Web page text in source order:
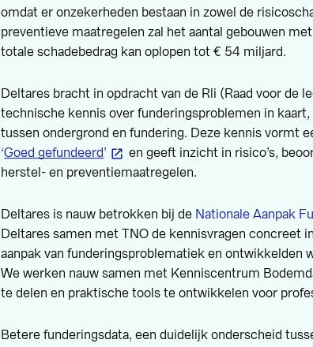
omdat er onzekerheden bestaan in zowel de
preventieve maatregelen zal het aantal gebouwen
totale schadebedrag kan oplopen tot € 54 miljard.
Deltares bracht in opdracht van de Rli (Raad voor de
technische kennis over funderingsproblemen in
tussen ondergrond en fundering. Deze kennis vormt
‘Goed gefundeerd’
en geeft inzicht in risico’s,
herstel- en preventiemaatregelen.
Deltares is nauw betrokken bij de Nationale Aanpak
Deltares samen met TNO de kennisvragen concreet
aanpak van funderingsproblematiek en ontwikkelden
We werken nauw samen met Kenniscentrum
te delen en praktische tools te ontwikkelen voor
Betere funderingsdata, een duidelijk onderscheid